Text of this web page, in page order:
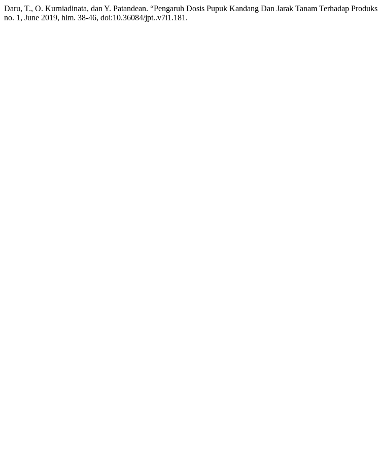
Daru, T., O. Kurniadinata, dan Y. Patandean. “Pengaruh Dosis Pupuk Kandang Dan Jarak Tanam Terhadap
no. 1, June 2019, hlm. 38-46, doi:10.36084/jpt..v7i1.181.